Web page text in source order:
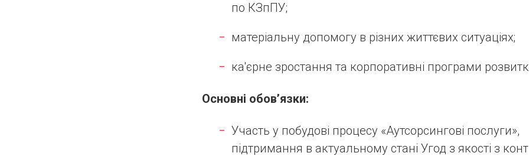
по КЗпПУ;
матеріальну допомогу в різних життєвих ситуаціях;
ка'єрне зростання та корпоративні програми
Основні обов’язки:
Участь у побудові процесу «Аутсорсингові послуги»,
підтримання в актуальному стані Угод з якості з